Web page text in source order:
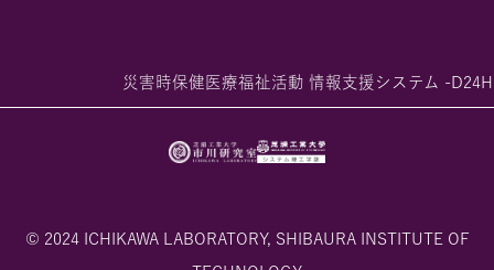
災害時保健医療福祉活動 情報支援システム -
© 2024 ICHIKAWA LABORATORY, SHIBAURA INSTITUTE OF